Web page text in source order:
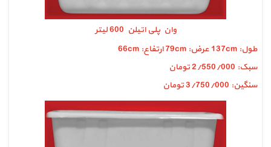
وان پلی اتیلن 600 لیتر
طول: 137cm عرض: 79cm ارتفاع: 66cm
سبک: 2/550/000 تومان
سنگین: 3/750/000 تومان